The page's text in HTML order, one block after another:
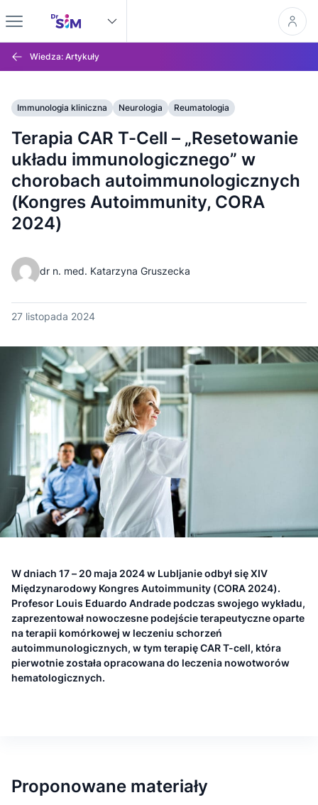
Wiedza: Artykuły
Immunologia kliniczna Neurologia Reumatologia
Terapia CAR T-Cell – „Resetowanie
układu immunologicznego” w
chorobach autoimmunologicznych
(Kongres Autoimmunity, CORA
2024)
dr n. med. Katarzyna Gruszecka
27 listopada 2024
W dniach 17 – 20 maja 2024 w Lubljanie odbył się XIV
Międzynarodowy Kongres Autoimmunity (CORA 2024).
Profesor Louis Eduardo Andrade podczas swojego wykładu,
zaprezentował nowoczesne podejście terapeutyczne oparte
na terapii komórkowej w leczeniu schorzeń
autoimmunologicznych, w tym terapię CAR T-cell, która
pierwotnie została opracowana do leczenia nowotworów
hematologicznych.
Proponowane materiały